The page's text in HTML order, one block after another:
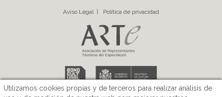
Utilizamos cookies propias y de terceros para realizar análisis de
Aviso Legal Política de privacidad